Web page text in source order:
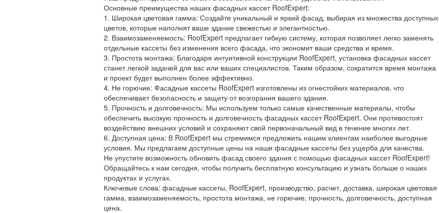
Основные преимущества наших фасадных кассет RoofExpert:
1. Широкая цветовая гамма: Создайте уникальный и яркий фасад, выбирая из множества доступных
цветов, которые наполнят ваше здание свежестью и элегантностью.
2. Взаимозаменяемость: RoofExpert предлагает гибкую систему, которая позволяет легко заменять
отдельные кассеты без изменения всего фасада, что экономит ваши средства и время.
3. Простота монтажа: Благодаря интуитивной конструкции RoofExpert, установка фасадных кассет
станет легкой задачей для вас или ваших специалистов. Таким образом, сократится время монтажа
и проект будет выполнен более эффективно.
4. Не горючие: Фасадные кассеты RoofExpert изготовлены из огнестойких материалов, что
обеспечивает безопасность и защиту от возгорания вашего здания.
5. Прочность и долговечность: Мы используем только самые качественные материалы, чтобы
обеспечить высокую прочность и долговечность фасадных кассет RoofExpert. Они противостоят
воздействию внешних условий и сохраняют свой первоначальный вид в течение многих лет.
6. Доступная цена: В RoofExpert мы стремимся предложить нашим клиентам наиболее выгодные
условия. Мы предлагаем доступные цены на наши фасадные кассеты без ущерба для качества.
Не упустите возможность обновить фасад своего здания с помощью фасадных кассет RoofExpert!
Обращайтесь к нам сегодня, чтобы получить бесплатную консультацию и узнать больше о наших
продуктах и услугах.
Ключевые слова: фасадные кассеты, RoofExpert, производство, расчет, доставка, широкая цветовая
гамма, взаимозаменяемость, простота монтажа, не горючие, прочность, долговечность, доступная
цена.